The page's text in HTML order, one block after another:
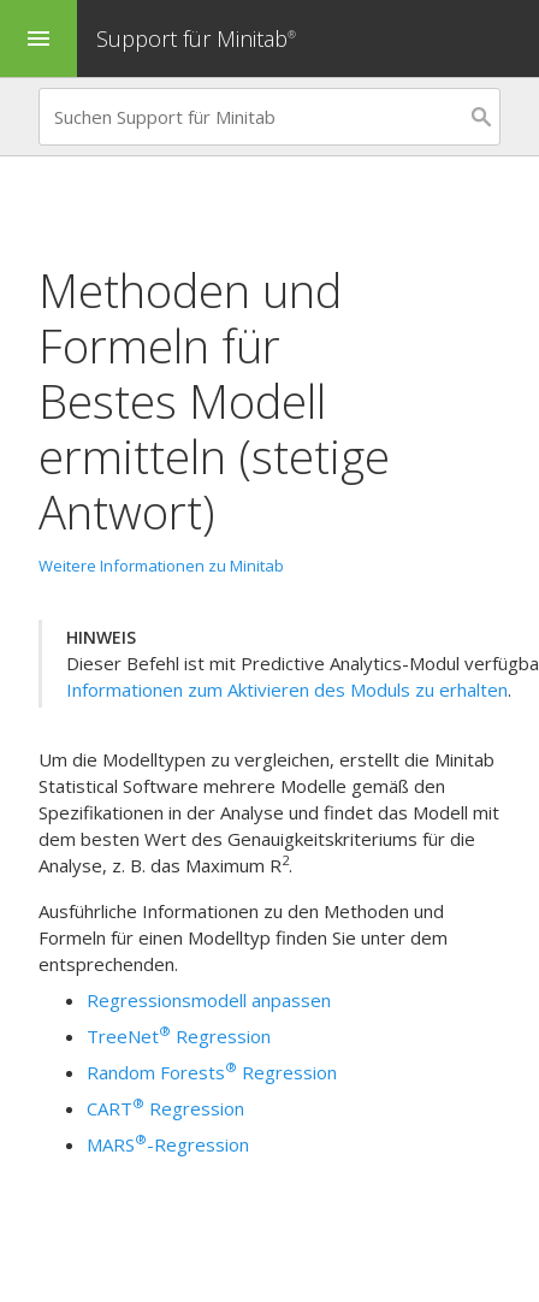
menu Support für Minitab®
Methoden und
Formeln für
Bestes Modell
ermitteln (stetige
Antwort)
Weitere Informationen zu Minitab
HINWEIS
Dieser Befehl ist mit Predictive Analytics-Modul
Informationen zum Aktivieren des Moduls zu erhalten.
Um die Modelltypen zu vergleichen, erstellt die Minitab
Statistical Software mehrere Modelle gemäß den
Spezifikationen in der Analyse und findet das Modell mit
dem besten Wert des Genauigkeitskriteriums für die
Analyse, z. B. das Maximum R2.
Ausführliche Informationen zu den Methoden und
Formeln für einen Modelltyp finden Sie unter dem
entsprechenden.
Regressionsmodell anpassen
TreeNet® Regression
Random Forests® Regression
CART® Regression
MARS®-Regression